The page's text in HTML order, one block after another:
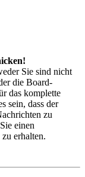
Sie sind nicht
die Board-
das komplette
sein, dass der
zu
einen
erhalten.